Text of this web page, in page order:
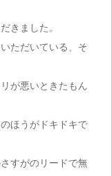
きました。
ただいている、そ
が悪いときたもん
ほうがドキドキで
すがのリードで無